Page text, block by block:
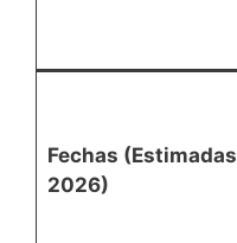
Fechas (Estimadas
2026)